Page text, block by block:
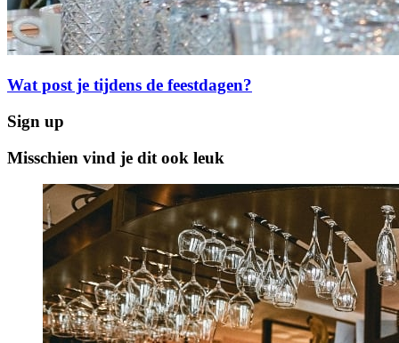
Wat post je tijdens de feestdagen?
Sign up
Misschien vind je dit ook leuk